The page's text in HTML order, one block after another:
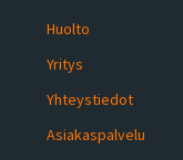
Huolto
Yritys
Yhteystiedot
Asiakaspalvelu